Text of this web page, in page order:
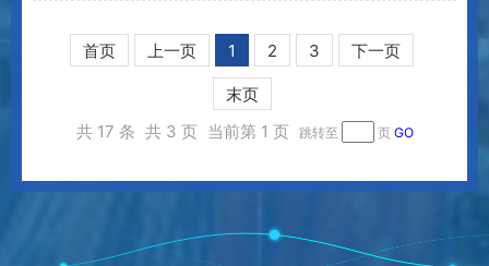
首页 上一页 1 2 3 下一页
末页
共 17 条 共 3 页 当前第 1 页 跳转至 页 GO